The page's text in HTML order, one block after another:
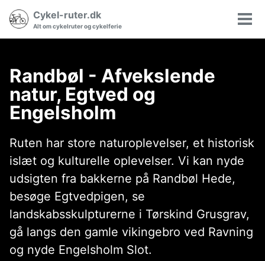
hovedmenuen
indholdet
sidefoden
Cykel-ruter.dk
Alt om cykelruter og cykelferie
SøgningVis/
Randbøl - Afvekslende
natur, Egtved og
Engelsholm
Ruten har store naturoplevelser, et historisk
islæt og kulturelle oplevelser. Vi kan nyde
udsigten fra bakkerne på Randbøl Hede,
besøge Egtvedpigen, se
landskabsskulpturerne i Tørskind Grusgrav,
gå langs den gamle vikingebro ved Ravning
og nyde Engelsholm Slot.